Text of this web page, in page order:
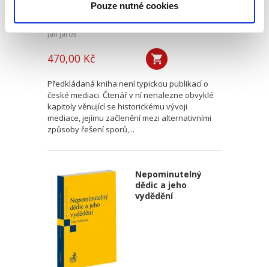
Pouze nutné cookies
Jan Jaroš
470,00 Kč
Předkládaná kniha není typickou publikací o
české mediaci. Čtenář v ní nenalezne obvyklé
kapitoly věnující se historickému vývoji
mediace, jejímu začlenění mezi alternativními
způsoby řešení sporů,...
Nepominutelný
dědic a jeho
vydědění